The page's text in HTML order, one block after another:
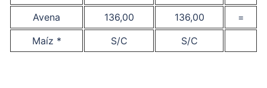
Avena
136,00 136,00
=
Maíz *
S/C S/C